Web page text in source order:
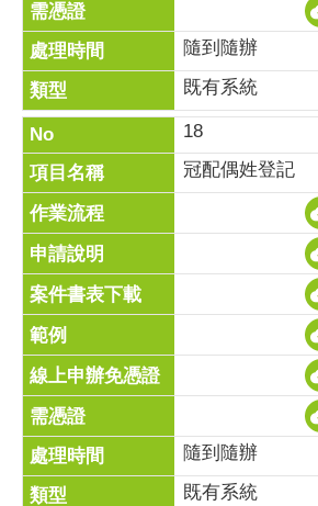
隨到隨辦
既有系統
18
冠配偶姓登記
隨到隨辦
既有系統